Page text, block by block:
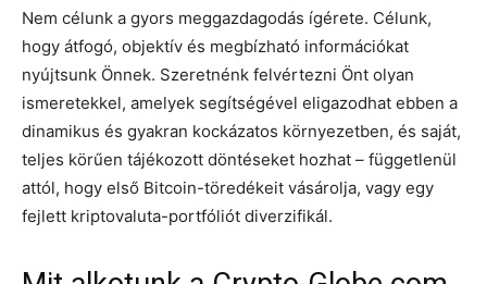
Nem célunk a gyors meggazdagodás ígérete. Célunk,
hogy átfogó, objektív és megbízható információkat
nyújtsunk Önnek. Szeretnénk felvértezni Önt olyan
ismeretekkel, amelyek segítségével eligazodhat ebben a
dinamikus és gyakran kockázatos környezetben, és saját,
teljes körűen tájékozott döntéseket hozhat – függetlenül
attól, hogy első Bitcoin-töredékeit vásárolja, vagy egy
fejlett kriptovaluta-portfóliót diverzifikál.